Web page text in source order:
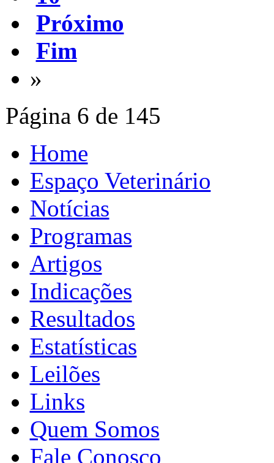
Próximo
Fim
»
Página 6 de 145
Home
Espaço Veterinário
Notícias
Programas
Artigos
Indicações
Resultados
Estatísticas
Leilões
Links
Quem Somos
Fale Conosco